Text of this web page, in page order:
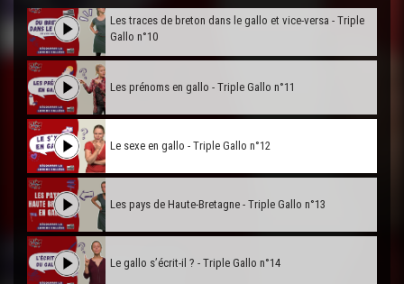
Les traces de breton dans le gallo et vice-versa - Triple
Gallo n°10
Les prénoms en gallo - Triple Gallo n°11
Le sexe en gallo - Triple Gallo n°12
Les pays de Haute-Bretagne - Triple Gallo n°13
Le gallo s’écrit-il ? - Triple Gallo n°14